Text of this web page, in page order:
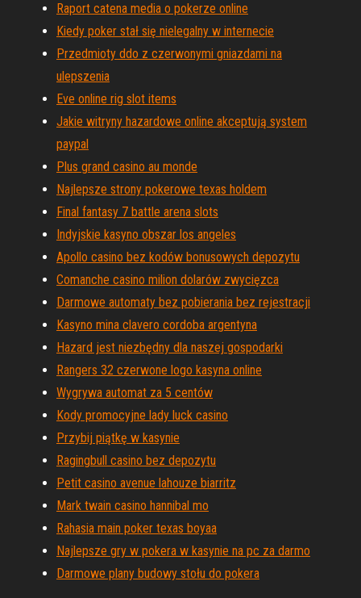
Raport catena media o pokerze online
Kiedy poker stał się nielegalny w internecie
Przedmioty ddo z czerwonymi gniazdami na
ulepszenia
Eve online rig slot items
Jakie witryny hazardowe online akceptują system
paypal
Plus grand casino au monde
Najlepsze strony pokerowe texas holdem
Final fantasy 7 battle arena slots
Indyjskie kasyno obszar los angeles
Apollo casino bez kodów bonusowych depozytu
Comanche casino milion dolarów zwycięzca
Darmowe automaty bez pobierania bez rejestracji
Kasyno mina clavero cordoba argentyna
Hazard jest niezbędny dla naszej gospodarki
Rangers 32 czerwone logo kasyna online
Wygrywa automat za 5 centów
Kody promocyjne lady luck casino
Przybij piątkę w kasynie
Ragingbull casino bez depozytu
Petit casino avenue lahouze biarritz
Mark twain casino hannibal mo
Rahasia main poker texas boyaa
Najlepsze gry w pokera w kasynie na pc za darmo
Darmowe plany budowy stołu do pokera